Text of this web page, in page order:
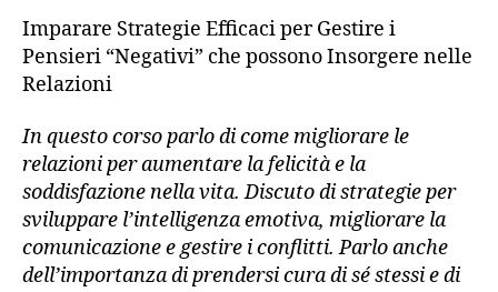
Imparare Strategie Efficaci per Gestire i
Pensieri “Negativi” che possono Insorgere nelle
Relazioni
In questo corso parlo di come migliorare le
relazioni per aumentare la felicità e la
soddisfazione nella vita. Discuto di strategie per
sviluppare l’intelligenza emotiva, migliorare la
comunicazione e gestire i conflitti. Parlo anche
dell’importanza di prendersi cura di sé stessi e di